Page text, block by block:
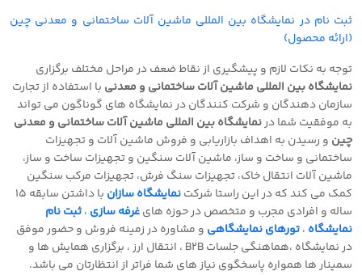
ثبت نام در نمایشگاه بین المللی ماشین آلات ساختمانی و معدنی چین
(ارائه محصول)
توجه به نکات لازم و پیشگیری از نقاط ضعف در مراحل مختلف برگزاری
نمایشگاه بین المللی ماشین آلات ساختمانی و معدنی با استفاده از تجارت
سازمان دهندگان و شرکت کنندگان در نمایشگاه های گوناگون می تواند
به موفقیت شما درنمایشگاه بین المللی ماشین آلات ساختمانی و معدنی
چین و رسیدن به اهداف بازاریابی و فروش ماشین آلات و تجهیزات
ساختمانی و ساخت و ساز، ماشین آلات سنگین و تجهیزات ساخت و ساز،
ماشین آلات انتقال خاک،‌ تجهیزات سنگ فرش، تجهیزات مرکب سنگین
کمک می کند که در این راستا شرکتنمایشگاه سازان
با داشتن سابقه 15
ساله و افرادی مجرب و متخصص در حوزه هایغرفه سازی ،ثبت نام
نمایشگاه ،تورهای نمایشگاهی و مشاوره در زمینه فروش و حضور موفق
در نمایشگاه ،هماهنگی جلسات
، انتقال ارز ، برگزاری همایش ها و
سمینار ها همواره پاسخگوی نیاز های شما فراتر از انتظارتان می باشد.